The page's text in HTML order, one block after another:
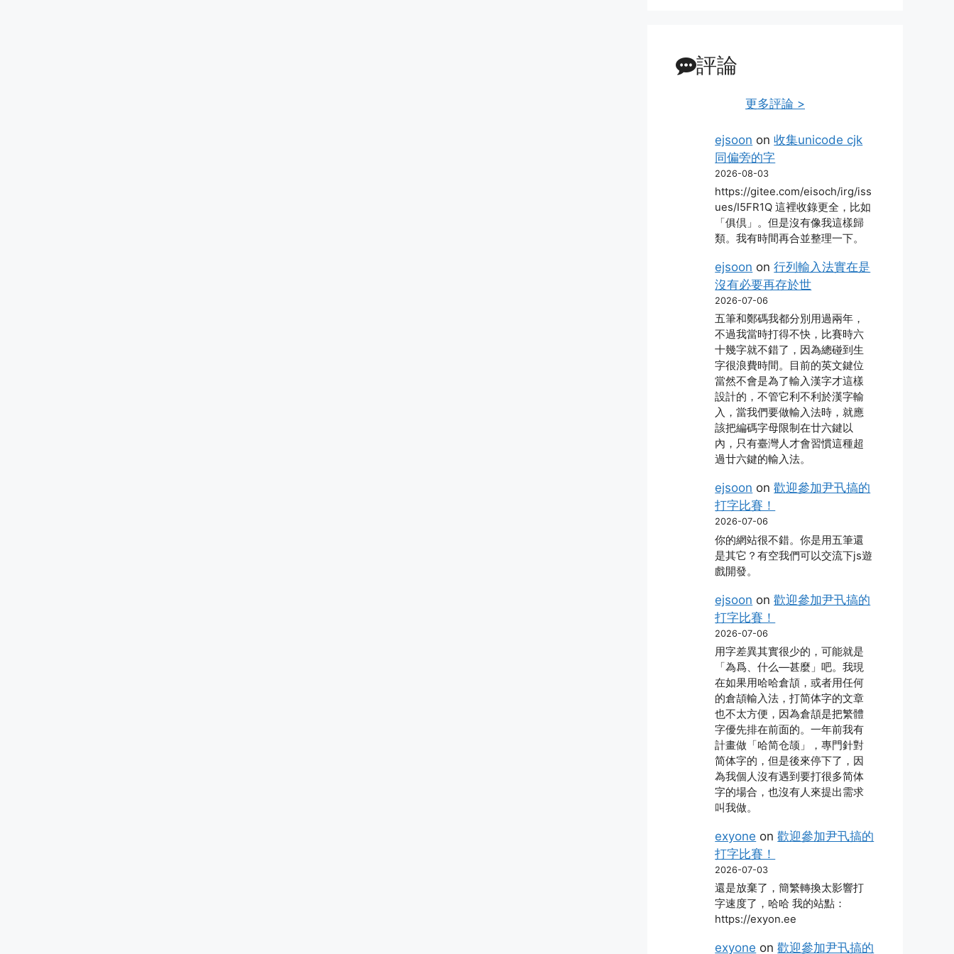
評論
更多評論 >
ejsoon on收集unicode cjk
同偏旁的字
2026-08-03
https://gitee.com/eisoch/irg/iss
ues/I5FR1Q 這裡收錄更全，比如
「俱倶」。但是沒有像我這樣歸
類。我有時間再合並整理一下。
ejsoon on行列輸入法實在是
沒有必要再存於世
2026-07-06
五筆和鄭碼我都分別用過兩年，
不過我當時打得不快，比賽時六
十幾字就不錯了，因為總碰到生
字很浪費時間。目前的英文鍵位
當然不會是為了輸入漢字才這樣
設計的，不管它利不利於漢字輸
入，當我們要做輸入法時，就應
該把編碼字母限制在廿六鍵以
內，只有臺灣人才會習慣這種超
過廿六鍵的輸入法。
ejsoon on歡迎參加尹卂搞的
打字比賽！
2026-07-06
你的網站很不錯。你是用五筆還
是其它？有空我們可以交流下js遊
戲開發。
ejsoon on歡迎參加尹卂搞的
打字比賽！
2026-07-06
用字差異其實很少的，可能就是
「為爲、什么―甚麼」吧。我現
在如果用哈哈倉頡，或者用任何
的倉頡輸入法，打简体字的文章
也不太方便，因為倉頡是把繁體
字優先排在前面的。一年前我有
計畫做「哈简仓颉」，專門針對
简体字的，但是後來停下了，因
為我個人沒有遇到要打很多简体
字的場合，也沒有人來提出需求
叫我做。
exyone on歡迎參加尹卂搞的
打字比賽！
2026-07-03
還是放棄了，簡繁轉換太影響打
字速度了，哈哈 我的站點：
https://exyon.ee
exyone on歡迎參加尹卂搞的